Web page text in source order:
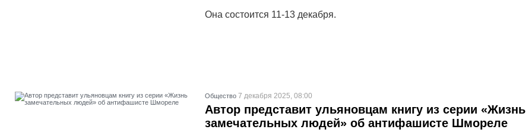
Она состоится 11-13 декабря.
Общество 7 декабря 2025, 08:00
Автор представит ульяновцам книгу из серии «Жизнь
замечательных людей» об антифашисте Шмореле